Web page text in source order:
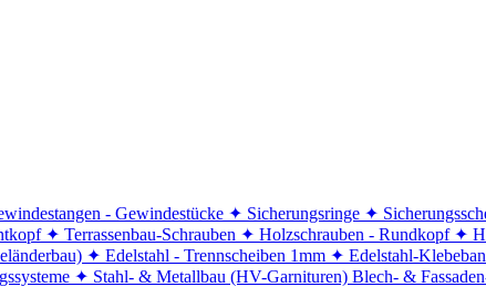
- Gewindestücke ✦ Sicherungsringe ✦
✦ Terrassenbau-Schrauben ✦ Holzschrauben - Rundkopf ✦
✦ Edelstahl - Trennscheiben 1mm ✦ Edelstahl-
✦ Stahl- & Metallbau (HV-Garnituren) Blech- &